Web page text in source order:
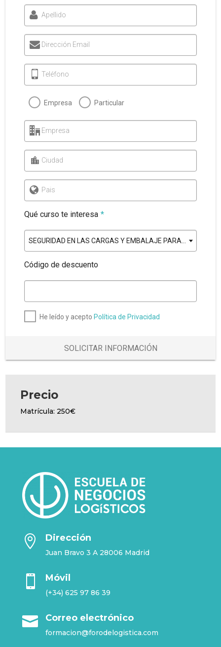
Apellido
Dirección Email
Teléfono
Empresa Particular
Empresa
Ciudad
Pais
Qué curso te interesa *
Código de descuento
He leído y acepto Política de Privacidad
SOLICITAR INFORMACIÓN
Precio
Matrícula: 250€
 Dirección
Juan Bravo 3 A 28006 Madrid
 Móvil
(+34) 625 97 86 39
 Correo electrónico
formacion@forodelogistica.com